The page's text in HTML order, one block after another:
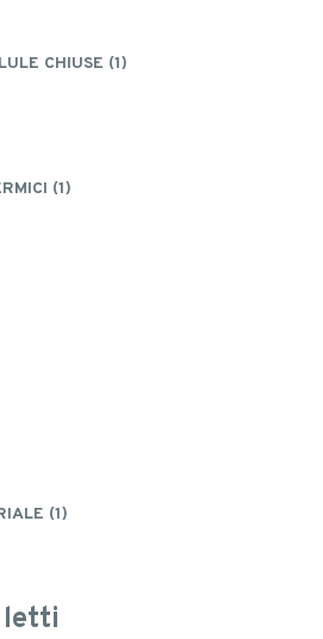
CHIUSE (1)
(1)
(1)
letti